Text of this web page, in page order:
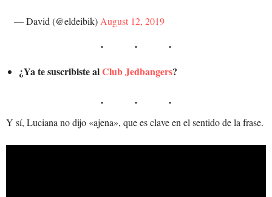
— David (@eldeibik)August 12, 2019
¿Ya te suscribiste alClub Jedbangers?
Y sí, Luciana no dijo «ajena», que es clave en el sentido de la frase.